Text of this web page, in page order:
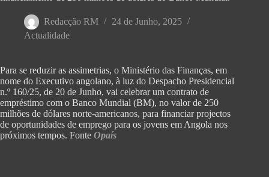
Redacção RM
24 de Junho, 2025
Actualidade
Para se reduzir as assimetrias, o Ministério das Finanças, em
nome do Executivo angolano, à luz do Despacho Presidencial
n.º 160/25, de 20 de Junho, vai celebrar um contrato de
empréstimo com o Banco Mundial (BM), no valor de 250
milhões de dólares norte-americanos, para financiar projectos
de oportunidades de emprego para os jovens em Angola nos
próximos tempos. Fonte Opaís